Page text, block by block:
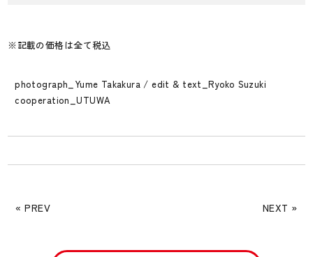
※記載の価格は全て税込
photograph_ Yume Takakura/ edit & text_Ryoko Suzuki
cooperation_UTUWA
« PREV NEXT »